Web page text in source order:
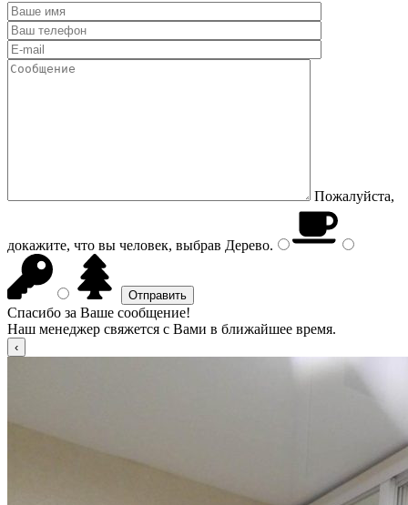
Пожалуйста,
докажите, что вы человек, выбрав Дерево.
Спасибо за Ваше сообщение!
Наш менеджер свяжется с Вами в ближайшее время.